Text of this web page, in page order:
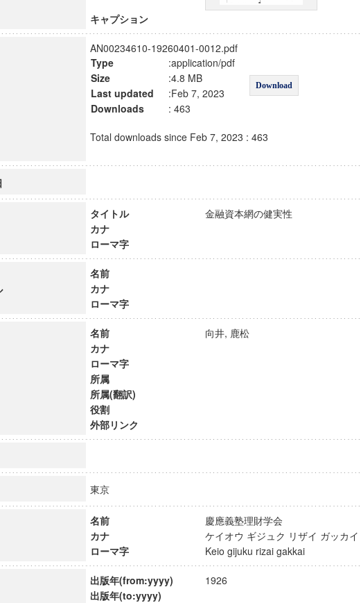
キャプション
AN00234610-19260401-0012.pdf
Type
:application/pdf
Download
Size
:4.8 MB
Last updated
:Feb 7, 2023
Downloads
: 463
Total downloads since Feb 7, 2023 : 463
タイトル
金融資本網の健実性
カナ
ローマ字
名前
カナ
ローマ字
名前
向井, 鹿松
カナ
ローマ字
所属
所属(翻訳)
役割
外部リンク
東京
名前
慶應義塾理財学会
カナ
ケイオウ ギジュク リザイ ガッ
ローマ字
Keio gijuku rizai gakkai
出版年(from:yyyy)
1926
出版年(to:yyyy)